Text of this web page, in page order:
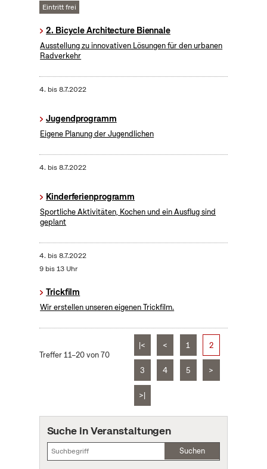
Eintritt frei
2. Bicycle Architecture Biennale
Ausstellung zu innovativen Lösungen für den urbanen
Radverkehr
4. bis8.7.2022
Jugendprogramm
Eigene Planung der Jugendlichen
4. bis8.7.2022
Kinderferienprogramm
Sportliche Aktivitäten, Kochen und ein Ausflug sind
geplant
4. bis8.7.2022
9 bis 13 Uhr
Trickfilm
Wir erstellen unseren eigenen Trickfilm.
Treffer 11–20 von 70
|< < 1 2
3 4 5 >
>|
Suche in Veranstaltungen
Suchen